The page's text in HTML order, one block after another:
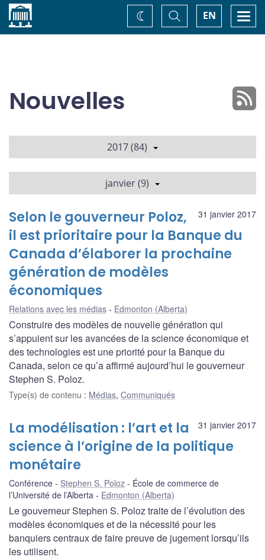
Accueil EN
Basculer
la
recherche
Changez
de
Nouvelles
2017 (84)
janvier (9)
31 janvier 2017
Selon le gouverneur Poloz,
il est prioritaire pour la Banque du
Canada d’élaborer la prochaine
génération de modèles
économiques
Relations avec les médias Edmonton (Alberta)
Construire des modèles de nouvelle génération qui
s’appuient sur les avancées de la science économique et
des technologies est une priorité pour la Banque du
Canada, selon ce qu’a affirmé aujourd’hui le gouverneur
Stephen S. Poloz.
Type(s) de contenu : Médias, Communiqués
31 janvier 2017
La modélisation : l’art et la
science à l’origine de la politique
monétaire
Conférence Stephen S. Poloz
École de commerce de
l’Université de l’Alberta
Edmonton (Alberta)
Le gouverneur Stephen S. Poloz traite de l’évolution des
modèles économiques et de la nécessité pour les
banquiers centraux de faire preuve de jugement lorsqu’ils
les utilisent.